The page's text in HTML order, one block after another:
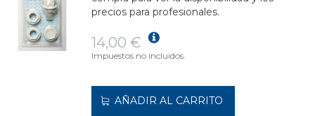
precios para profesionales.
14,00 €
Impuestos no incluidos.
AÑADIR AL CARRITO